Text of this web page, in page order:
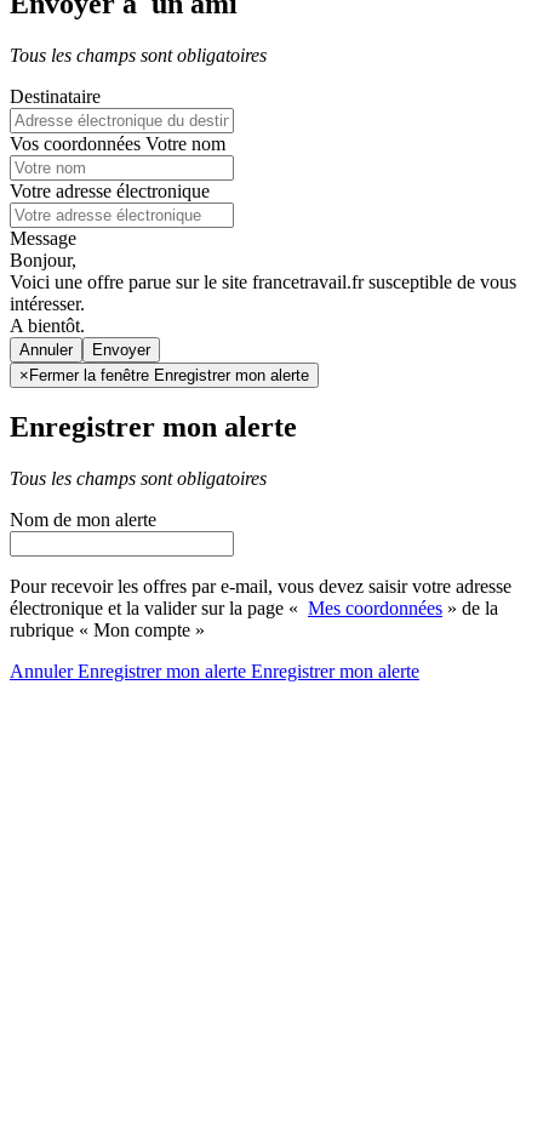
Tous les champs sont obligatoires
Destinataire
Vos coordonnées Votre nom
Votre adresse électronique
Message
Bonjour,
Voici une offre parue sur le site francetravail.fr susceptible de vous
intéresser.
A bientôt.
Annuler
×Fermer la fenêtre Enregistrer mon alerte
Enregistrer mon alerte
Tous les champs sont obligatoires
Nom de mon alerte
Pour recevoir les offres par e-mail, vous devez saisir votre adresse
électronique et la valider sur la page « Mes coordonnées » de la
rubrique « Mon compte »
AnnulerEnregistrer mon alerte Enregistrermon alerte